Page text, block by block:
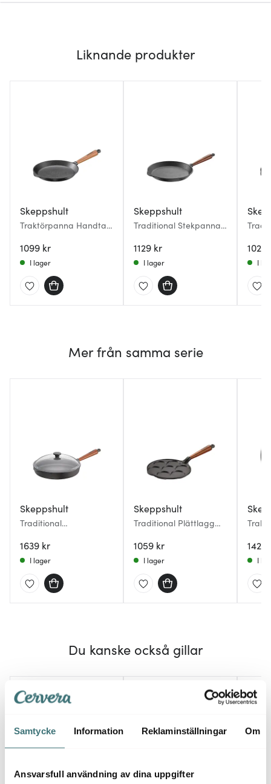
Samtycke Information Reklaminställningar Om
Ansvarsfull användning av dina uppgifter
Liknande produkter
Skeppshult
Traktörpanna Handtag
1099 kr
I lager
Skeppshult
Traditional Stekpanna
1129 kr
I lager
1029
I
Mer från samma serie
Skeppshult
Traditional
glaslock/trähandtag 28
cm
1639 kr
I lager
Skeppshult
Traditional Plättlagg
1059 kr
I lager
1429
I
Du kanske också gillar